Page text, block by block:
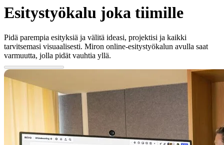
AI Workflows
Liittimet
MCP-palvelin
MCP-palvelin
Blueprints
Integroinnit
Turvallisuus
Lataa sovelluksia
Muodot
Kirjoitustaulu
Diagrams
Kanban
Timelines
Esitystyökalu joka tiimille
Pidä parempia esityksiä ja välitä ideasi, projektisi ja kaikki
tarvitsemasi visuaalisesti. Miron online-esitystyökalun avulla saat
varmuutta, jolla pidät vauhtia yllä.